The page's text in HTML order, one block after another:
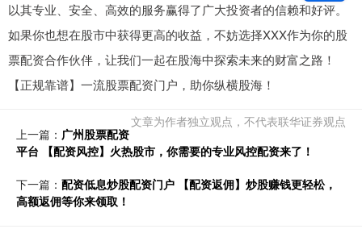
以其专业、安全、高效的服务赢得了广大投资者的信赖和好评。
如果你也想在股市中获得更高的收益，不妨选择XXX作为你的股
票配资合作伙伴，让我们一起在股海中探索未来的财富之路！
【正规靠谱】一流股票配资门户，助你纵横股海！
文章为作者独立观点，不代表联华证券观点
上一篇： 广州股票配资
平台 【配资风控】火热股市，你需要的专业风控配资来了！
下一篇： 配资低息炒股配资门户 【配资返佣】炒股赚钱更轻松，
高额返佣等你来领取！